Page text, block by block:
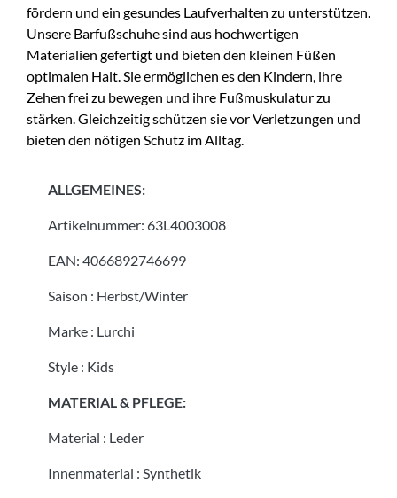
fördern und ein gesundes Laufverhalten zu unterstützen.
Unsere Barfußschuhe sind aus hochwertigen
Materialien gefertigt und bieten den kleinen Füßen
optimalen Halt. Sie ermöglichen es den Kindern, ihre
Zehen frei zu bewegen und ihre Fußmuskulatur zu
stärken. Gleichzeitig schützen sie vor Verletzungen und
bieten den nötigen Schutz im Alltag.
ALLGEMEINES:
Artikelnummer: 63L4003008
EAN: 4066892746699
Saison : Herbst/Winter
Marke : Lurchi
Style : Kids
MATERIAL & PFLEGE:
Material : Leder
Innenmaterial : Synthetik